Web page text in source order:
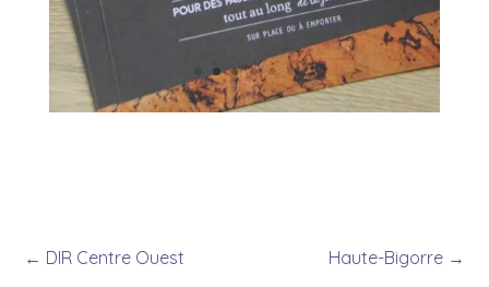
← DIR Centre Ouest Haute-Bigorre→